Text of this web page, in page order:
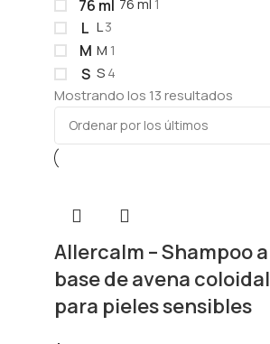
76 ml
L L3
M M 1
S S4
Mostrando los 13 resultados
Allercalm – Shampoo a
base de avena coloidal
para pieles sensibles